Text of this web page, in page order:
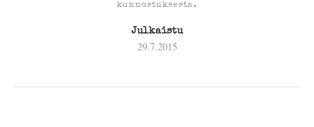
kunnostuksesta.
Julkaistu
29.7.2015